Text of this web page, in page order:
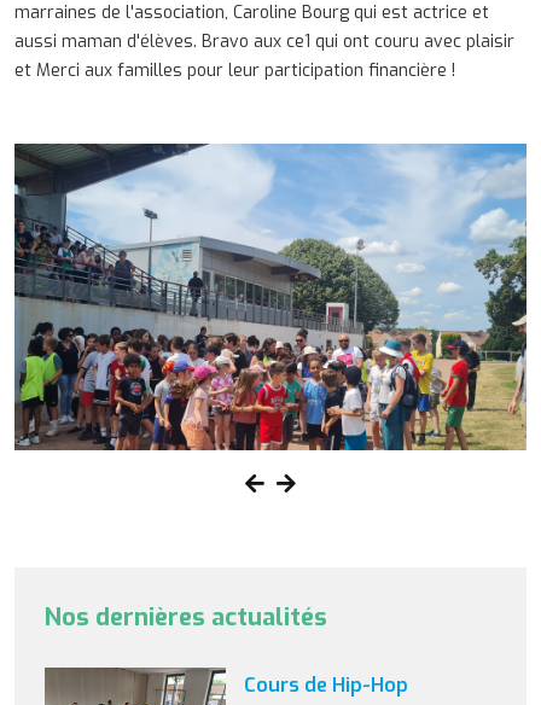
marraines de l'association, Caroline Bourg qui est actrice et
aussi maman d'élèves. Bravo aux ce1 qui ont couru avec plaisir
et Merci aux familles pour leur participation financière !
Nos dernières actualités
Cours de Hip-Hop